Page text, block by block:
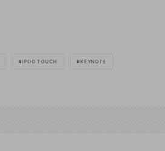
IPOD TOUCH KEYNOTE